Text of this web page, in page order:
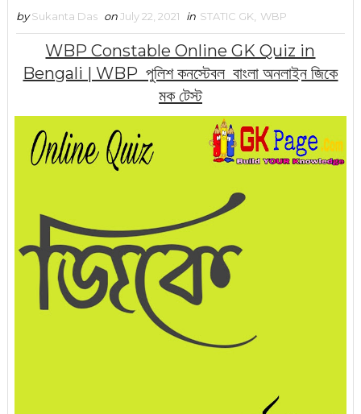
by Sukanta Das onJuly 22, 2021 in STATIC GK WBP
WBP Constable Online GK Quiz in
Bengali | WBP পুলিশ কনস্টেবল বাংলা অনলাইন জিকে
মক টেস্ট